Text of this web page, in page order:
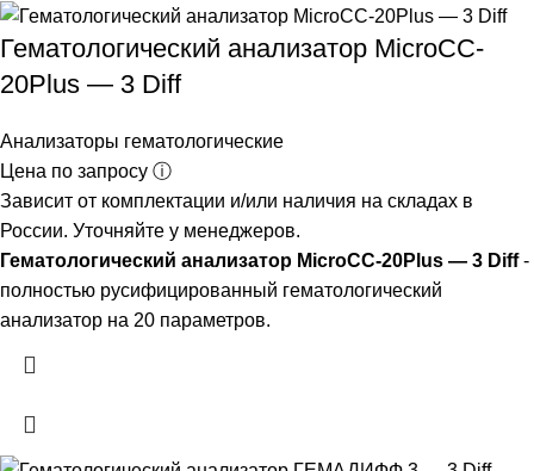
Гематологический анализатор MicroCC-
20Plus — 3 Diff
Анализаторы гематологические
Цена по запросу ⓘ
Зависит от комплектации и/или наличия на складах в
России. Уточняйте у менеджеров.
Гематологический анализатор MicroCC-20Plus — 3 Diff-
полностью русифицированный гематологический
анализатор на 20 параметров.